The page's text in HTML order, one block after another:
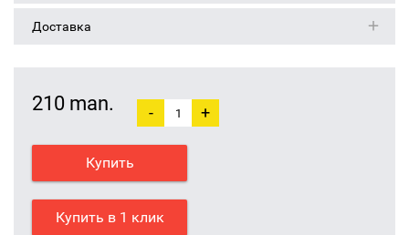
Доставка
210 man. - +
Купить
Купить в 1 клик